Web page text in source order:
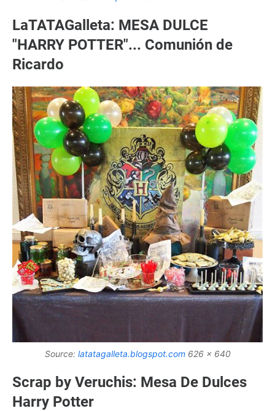
LaTATAGalleta: MESA DULCE
"HARRY POTTER"... Comunión de
Ricardo
Source: latatagalleta.blogspot.com626 x 640
Scrap by Veruchis: Mesa De Dulces
Harry Potter